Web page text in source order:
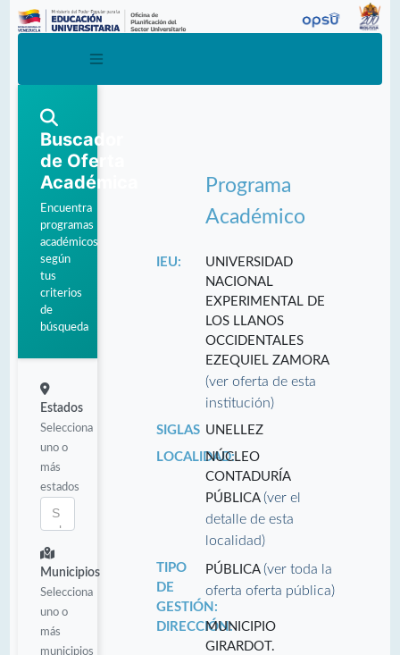
Buscador
de Oferta
Académica
Encuentra
programas
académicos
según
tus
criterios
de
búsqueda
Estados
Selecciona
uno o
más
estados
Municipios
Selecciona
uno o
más
municipios
Programa
Académico
IEU:
UNIVERSIDAD
NACIONAL
EXPERIMENTAL DE
LOS LLANOS
OCCIDENTALES
EZEQUIEL ZAMORA
(ver oferta de esta
institución)
SIGLAS UNELLEZ
LOCALIDAD:NÚCLEO
CONTADURÍA
PÚBLICA(ver el
detalle de esta
localidad)
TIPO
DE
GESTIÓN:
PÚBLICA(ver toda la
oferta oferta pública)
DIRECCIÓN:MUNICIPIO
GIRARDOT.